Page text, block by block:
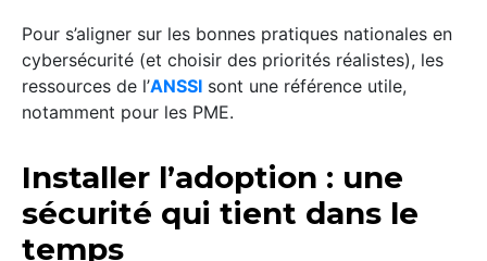
Pour s’aligner sur les bonnes pratiques nationales en
cybersécurité (et choisir des priorités réalistes), les
ressources de l’ANSSI sont une référence utile,
notamment pour les PME.
Installer l’adoption : une
sécurité qui tient dans le
temps